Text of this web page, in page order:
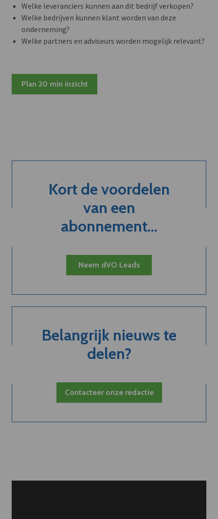
Welke leveranciers kunnen aan dit bedrijf verkopen?
Welke bedrijven kunnen klant worden van deze
onderneming?
Welke partners en adviseurs worden mogelijk relevant?
Plan 20 min inzicht
Kort de voordelen
van een
abonnement...
Neem dVO Leads
Belangrijk nieuws te
delen?
Contacteer onze redactie